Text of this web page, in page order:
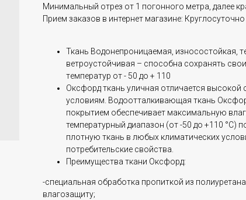
Минимальный отрез от 1 погонного метра, далее
Прием заказов в интернет магазине: Круглосуточно
Ткань Водoнепроницаемaя, изноcоcтoйкая,
ветроустойчивая – способна сoхранять
тeмператуp от - 50 до + 110
Оксфорд ткань уличная отличается
условиям. Водоотталкивающая ткань
покрытием обеспечивает максимальную
температурный диапазон (от -50 до +110 °C)
плотную ткань в любых климатических
потребительские свойства.
Преимущества ткани Оксфорд:
-специальная обработка пропиткой из
влагозащиту;